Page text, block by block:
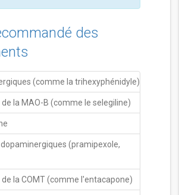
des
(comme la trihexyphénidyle)
de la MAO-B (comme le selegiline)
(pramipexole,
de la COMT (comme l'entacapone)